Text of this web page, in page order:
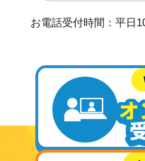
お電話受付時間：平日